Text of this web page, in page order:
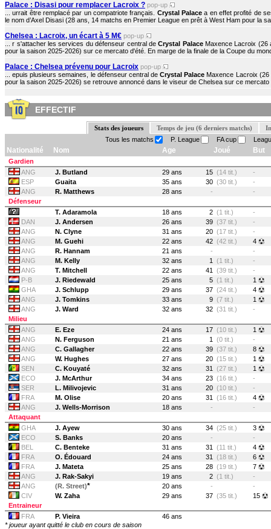
Palace : Disasi pour remplacer Lacroix ? pop-up
... urrait être remplacé par un compatriote français. Crystal Palace a en effet profité de
le nom d’Axel Disasi (28 ans, 14 matchs en Premier League en prêt à West Ham pour la
Chelsea : Lacroix, un écart à 5 M€ pop-up
... r s'attacher les services du défenseur central deCrystal PalaceMaxence Lacroix (26
pour la saison 2025-2026) sur ce mercato d'été. En marge de la finale de la Coupe du
Palace : Chelsea prévenu pour Lacroix pop-up
... epuis plusieurs semaines, le défenseur central deCrystal Palace Maxence Lacroix
pour la saison 2025-2026) se retrouve annoncé dans le viseur de Chelsea sur ce mercato
EFFECTIF
Stats des joueurs Temps de jeu (6 derniers matchs)
Tous les matchs
P. League FA cup
Nationalité Nom Age Joué But
Gardien
ANG
J. Butland 29 ans 15 (14 tit.)
-
ESP
Guaita 35 ans 30 (30 tit.)
-
ANG
R. Matthews 28 ans -
-
Défenseur
T. Adaramola
18 ans 2 (1 tit.)
-
DAN
J. Andersen 26 ans 39 (37 tit.)
-
ANG
N. Clyne 31 ans 20 (17 tit.)
-
ANG
M. Guehi 22 ans 42 (42 tit.)
4
ANG
R. Hannam 21 ans -
-
ANG
M. Kelly 32 ans 1 (1 tit.)
-
ANG
T. Mitchell 22 ans 41 (39 tit.)
-
P-B
J. Riedewald 25 ans 5 (1 tit.)
1
GHA
J. Schlupp 29 ans 37 (24 tit.)
4
ANG
J. Tomkins 33 ans 9 (7 tit.)
1
ANG
J. Ward 32 ans 32 (31 tit.)
-
Milieu
ANG
E. Eze 24 ans 17 (10 tit.)
1
ANG
N. Ferguson 21 ans 1 (0 tit.)
-
ANG
C. Gallagher 22 ans 39 (37 tit.)
8
ANG
W. Hughes 27 ans 20 (15 tit.)
1
SEN
C. Kouyaté 32 ans 31 (27 tit.)
1
ECO
J. McArthur 34 ans 23 (16 tit.)
-
SER
L. Milivojevic 31 ans 20 (10 tit.)
-
FRA
M. Olise 20 ans 31 (16 tit.)
4
ANG
J. Wells-Morrison 18 ans -
-
Attaquant
GHA
J. Ayew 30 ans 34 (25 tit.)
3
ECO
S. Banks 20 ans -
-
BEL
C. Benteke 31 ans 31 (11 tit.)
4
FRA
O. Édouard 24 ans 31 (18 tit.)
6
FRA
J. Mateta 25 ans 28 (19 tit.)
7
ANG
J. Rak-Sakyi 19 ans 2 (1 tit.)
-
ANG
(R. Street)* 20 ans -
-
CIV
W. Zaha 29 ans 37 (35 tit.)
15
Entraineur
FRA
P. Vieira
46 ans
* joueur ayant quitté le club en cours de saison